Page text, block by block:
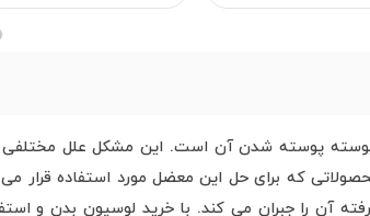
پوسته شدن آن است. این مشکل علل مختلفی
که برای حل این معضل مورد استفاده قرار
آن را جبران می کند. با خرید لوسیون بدن و